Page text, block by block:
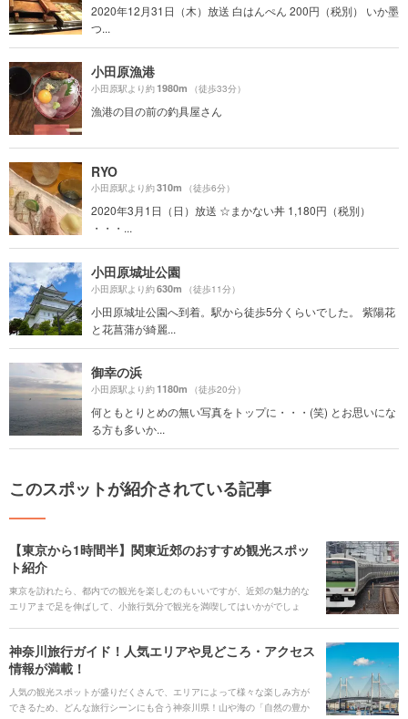
2020年12月31日（木）放送 白はんぺん 200円（税別） いか墨
つ...
小田原漁港
小田原駅より約1980m （徒歩33分）
漁港の目の前の釣具屋さん
RYO
小田原駅より約310m （徒歩6分）
2020年3月1日（日）放送 ☆まかない丼 1,180円（税別）
・・・...
小田原城址公園
小田原駅より約630m （徒歩11分）
小田原城址公園へ到着。駅から徒歩5分くらいでした。 紫陽花
と花菖蒲が綺麗...
御幸の浜
小田原駅より約1180m （徒歩20分）
何ともとりとめの無い写真をトップに・・・(笑) とお思いにな
る方も多いか...
このスポットが紹介されている記事
【東京から1時間半】関東近郊のおすすめ観光スポッ
ト紹介
東京を訪れたら、都内での観光を楽しむのもいいですが、近郊の魅力的な
エリアまで足を伸ばして、小旅行気分で観光を満喫してはいかがでしょ
けるエリアと、そのエリアおすすめのスポットをご紹介します。
神奈川旅行ガイド！人気エリアや見どころ・アクセス
情報が満載！
人気の観光スポットが盛りだくさんで、エリアによって様々な楽しみ方が
できるため、どんな旅行シーンにも合う神奈川県！山や海の「自然の豊か